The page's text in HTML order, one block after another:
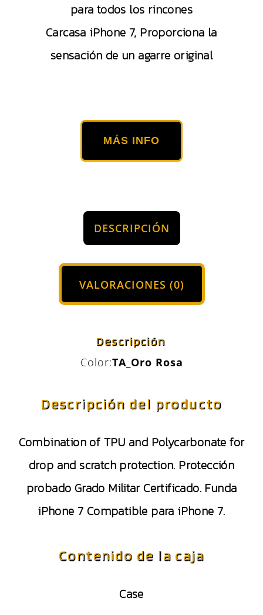
para todos los rincones
Carcasa iPhone 7, Proporciona la
sensación de un agarre original
MÁS INFO
DESCRIPCIÓN
VALORACIONES (0)
Descripción
Color:TA_Oro Rosa
Descripción del producto
Combination of TPU and Polycarbonate for
drop and scratch protection. Protección
probado Grado Militar Certificado. Funda
iPhone 7 Compatible para iPhone 7.
Contenido de la caja
Case